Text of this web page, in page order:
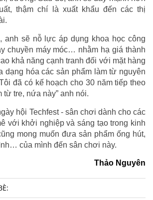
thậm chí là xuất khẩu đến các thị
anh sẽ nỗ lực áp dụng khoa học công
chuyền máy móc… nhằm hạ giá thành
khả năng cạnh tranh đối với mặt hàng
dạng hóa các sản phẩm làm từ nguyên
đã có kế hoạch cho 30 năm tiếp theo
từ tre, nứa này” anh nói.
hội Techfest - sân chơi dành cho các
với khởi nghiệp và sáng tạo trong kinh
mong muốn đưa sản phẩm ống hút,
của mình đến sân chơi này.
Thảo Nguyên